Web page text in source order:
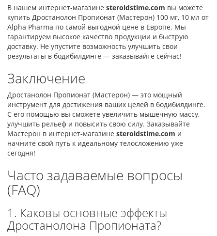
В нашем интернет-магазине steroidstime.com вы можете
купить Дростанолон Пропионат (Мастерон) 100 мг, 10 мл от
Alpha Pharma по самой выгодной цене в Европе. Мы
гарантируем высокое качество продукции и быструю
доставку. Не упустите возможность улучшить свои
результаты в бодибилдинге — заказывайте сейчас!
Заключение
Дростанолон Пропионат (Мастерон) — это мощный
инструмент для достижения ваших целей в бодибилдинге.
С его помощью вы сможете увеличить мышечную массу,
улучшить рельеф и повысить свою силу. Заказывайте
Мастерон в интернет-магазине steroidstime.com и
начните свой путь к идеальному телосложению уже
сегодня!
Часто задаваемые вопросы
(FAQ)
1. Каковы основные эффекты
Дростанолона Пропионата?